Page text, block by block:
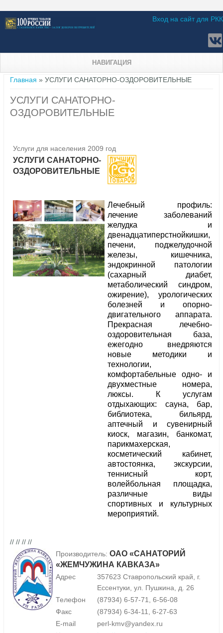
Вход на сайт для РКК
НАВИГАЦИЯ
Вы здесь
Главная » УСЛУГИ САНАТОРНО-ОЗДОРОВИТЕЛЬНЫЕ
УСЛУГИ САНАТОРНО-
ОЗДОРОВИТЕЛЬНЫЕ
Услуги для населения 2009 год
УСЛУГИ САНАТОРНО-
ОЗДОРОВИТЕЛЬНЫЕ
Лечебный профиль:
лечение заболеваний
желудка и
двенадцатиперстнойкишки,
печени, поджелудочной
железы, кишечника,
эндокринной патологии
(сахарный диабет,
метаболический синдром,
ожирение), урологических
болезней и опорно-
двигательного аппарата.
Прекрасная лечебно-
оздоровительная база,
ежегодно внедряются
новые методики и
технологии,
комфортабельные одно- и
двухместные номера,
люксы. К услугам
отдыхающих: сауна, бар,
библиотека, бильярд,
аптечный и сувенирный
киоск, магазин, банкомат,
парикмахерская,
косметический кабинет,
автостоянка, экскурсии,
теннисный корт,
волейбольная площадка,
различные виды
спортивных и культурных
мероприятий.
// // // //
Производитель: ОАО «САНАТОРИЙ
«ЖЕМЧУЖИНА КАВКАЗА»
Адрес
357623 Ставропольский край, г.
Ессентуки, ул. Пушкина, д. 26
Телефон
(87934) 6-57-71, 6-56-08
Факс
(87934) 6-34-11, 6-27-63
E-mail
perl-kmv@yandex.ru